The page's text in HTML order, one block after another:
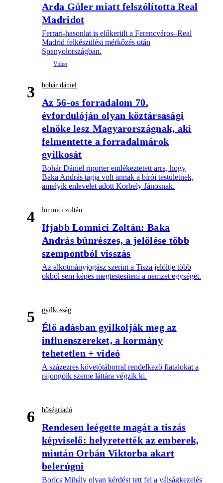
Arda Güler miatt felszólította Real
Madridot
Ferrari-hasonlat is előkerült a Ferencváros–Real
Madrid felkészülési mérkőzés után
Spanyolországban.
3 bohár dániel
Az 56-os forradalom 70.
évfordulóján olyan köztársasági
elnöke lesz Magyarországnak, aki
felmentette a forradalmárok
gyilkosát
Bohár Dániel riporter emlékeztetett arra, hogy
Baka András tagja volt annak a bírói testületnek,
amelyik enlevelet adott Korbely Jánosnak.
4 lomnici zoltán
Ifjabb Lomnici Zoltán: Baka
András bűnrészes, a jelölése több
szempontból visszás
Az alkotmányjogász szerint a Tisza jelöltje több
okból sem képes megtestesíteni a nemzet egységét.
5 gyilkosság
Élő adásban gyilkolják meg az
influenszereket, a kormány
tehetetlen + videó
A százezres követőtáborral rendelkező fiatalokat a
rajongóik szeme láttára végzik ki.
6 hőségriadó
Rendesen leégette magát a tiszás
képviselő: helyretették az emberek,
miután Orbán Viktorba akart
belerúgni
Borics Mihály olyan kérdést tett fel a válságkezelés